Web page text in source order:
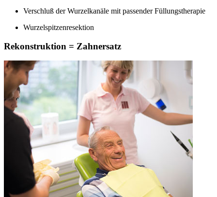
Verschluß der Wurzelkanäle mit passender Füllungstherapie
Wurzelspitzenresektion
Rekonstruktion = Zahnersatz